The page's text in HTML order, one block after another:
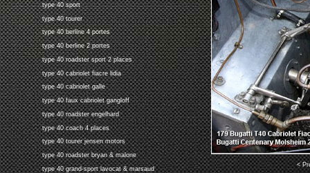
type 40 sport
type 40 tourer
type 40 berline 4 portes
type 40 berline 2 portes
type 40 roadster sport 2 places
type 40 cabriolet fiacre lidia
type 40 cabriolet galle
type 40 faux cabriolet gangloff
type 40 roadster engelhard
type 40 coach 4 places
type 40 tourer jensen motors
type 40 roadster bryan & malone
type 40 grand-sport lavocat & marsaud
<